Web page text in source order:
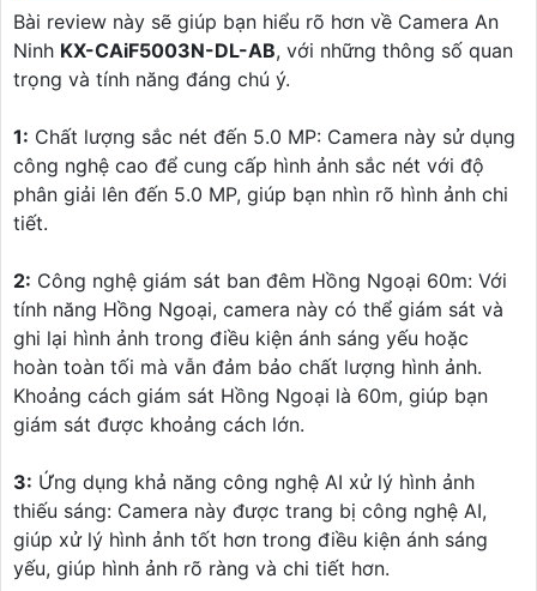
Bài review này sẽ giúp bạn hiểu rõ hơn về Camera An
Ninh KX-CAiF5003N-DL-AB, với những thông số quan
trọng và tính năng đáng chú ý.
1: Chất lượng sắc nét đến 5.0 MP: Camera này sử dụng
công nghệ cao để cung cấp hình ảnh sắc nét với độ
phân giải lên đến 5.0 MP, giúp bạn nhìn rõ hình ảnh chi
tiết.
2: Công nghệ giám sát ban đêm Hồng Ngoại 60m: Với
tính năng Hồng Ngoại, camera này có thể giám sát và
ghi lại hình ảnh trong điều kiện ánh sáng yếu hoặc
hoàn toàn tối mà vẫn đảm bảo chất lượng hình ảnh.
Khoảng cách giám sát Hồng Ngoại là 60m, giúp bạn
giám sát được khoảng cách lớn.
3: Ứng dụng khả năng công nghệ AI xử lý hình ảnh
thiếu sáng: Camera này được trang bị công nghệ AI,
giúp xử lý hình ảnh tốt hơn trong điều kiện ánh sáng
yếu, giúp hình ảnh rõ ràng và chi tiết hơn.